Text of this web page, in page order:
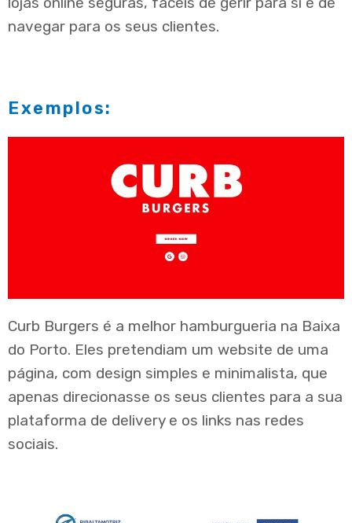
navegar para os seus clientes.
Exemplos:
Curb Burgers é a melhor hamburgueria na Baixa
do Porto. Eles pretendiam um website de uma
página, com design simples e minimalista, que
apenas direcionasse os seus clientes para a sua
plataforma de delivery e os links nas redes
sociais.